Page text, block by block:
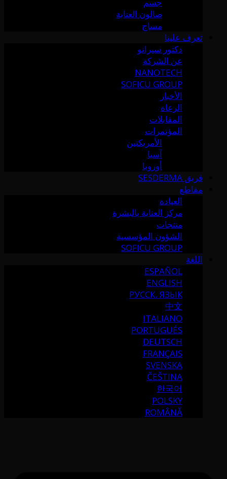
صالون العناية
مساج
تعرف علينا
دكتور سيرانو
عن الشركة
NANOTECH
SOFICU GROUP
الأخبار
الرعاة
المقابلات
المؤتمرات
الأمريكتين
آسيا
أوروبا
فريق SESDERMA
مقاطع
العيادة
مركز العناية بالبشرة
منتجات
الشؤون المؤسسية
SOFICU GROUP
اللغة
ESPAÑOL
ENGLISH
РУССК. ЯЗЫК
中文
ITALIANO
PORTUGUÉS
DEUTSCH
FRANÇAIS
SVENSKA
ČEŠTINA
한국어
POLSKY
ROMÂNĂ